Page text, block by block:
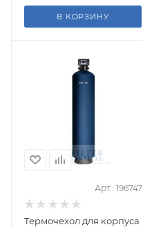
В КОРЗИНУ
Арт.: 196747
Термочехол для корпуса